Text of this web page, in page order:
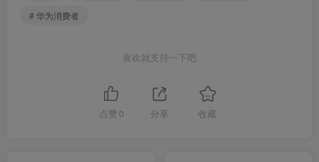
# 华为消费者
喜欢就支持一下吧
点赞 0 分享 收藏